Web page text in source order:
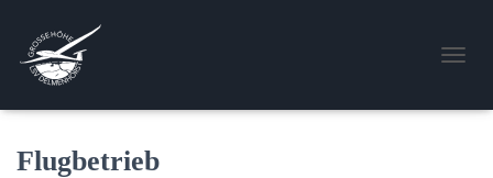
V
Flugbetrieb